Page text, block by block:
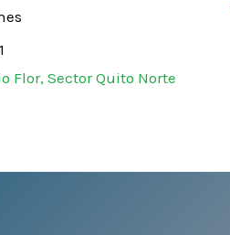
Flor, Sector Quito Norte